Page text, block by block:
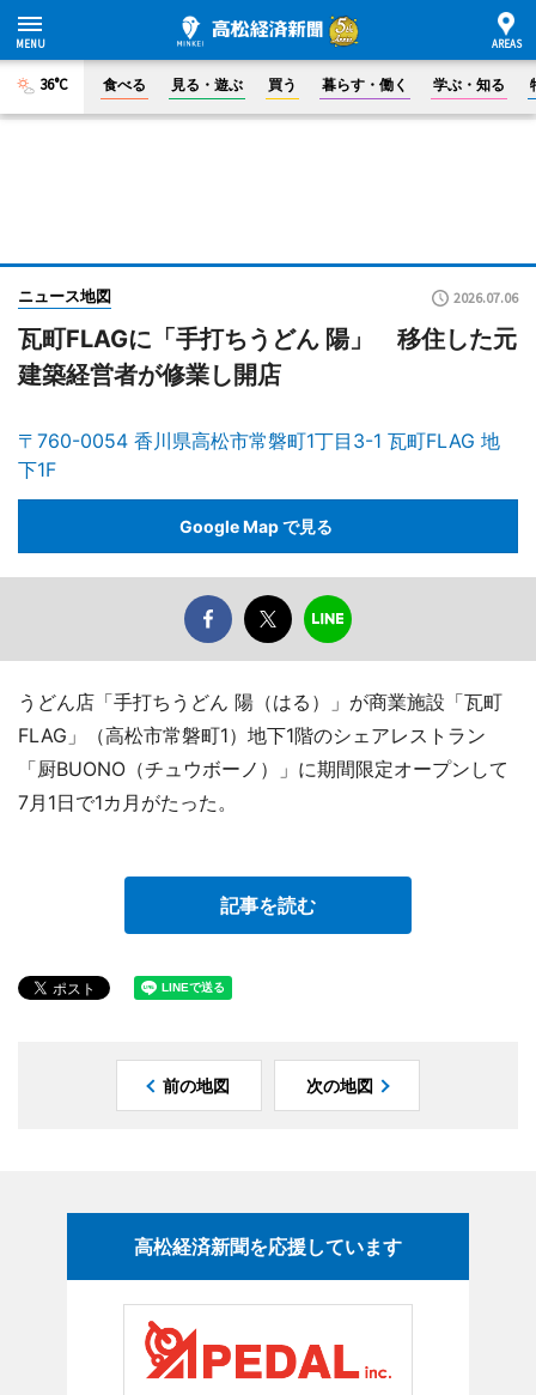
36°C 食べる 見る・遊ぶ 買う 暮らす・働く 学ぶ・知る
ニュース地図 2026.07.06
瓦町FLAGに「手打ちうどん 陽」 移住した元
建築経営者が修業し開店
〒760-0054 香川県高松市常磐町1丁目3-1 瓦町FLAG 地
下1F
Google Map で見る
うどん店「手打ちうどん 陽（はる）」が商業施設「瓦町
FLAG」（高松市常磐町1）地下1階のシェアレストラン
「厨BUONO（チュウボーノ）」に期間限定オープンして
7月1日で1カ月がたった。
記事を読む
前の地図 次の地図
高松経済新聞を応援しています